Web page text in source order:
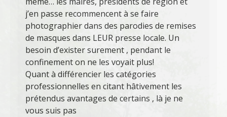
j’en passe recommencent à se faire
photographier dans des parodies de remises
de masques dans LEUR presse locale. Un
besoin d’exister surement , pendant le
confinement on ne les voyait plus!
Quant à différencier les catégories
professionnelles en citant hâtivement les
prétendus avantages de certains , là je ne
vous suis pas